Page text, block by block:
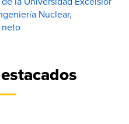
Nuclear,